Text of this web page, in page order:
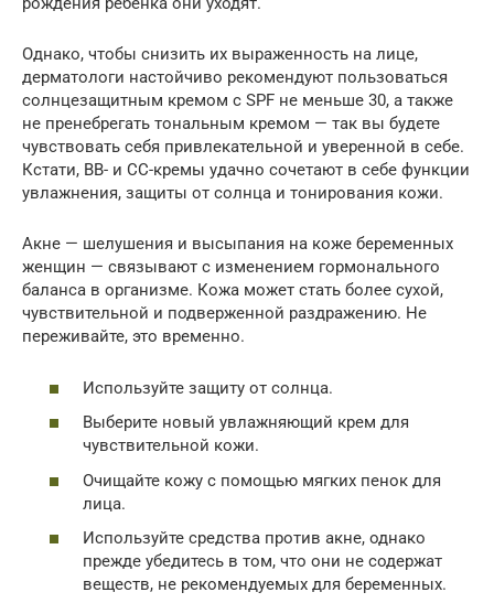
Однако, чтобы снизить их выраженность на лице,
дерматологи настойчиво рекомендуют пользоваться
солнцезащитным кремом с SPF не меньше 30, а также
не пренебрегать тональным кремом — так вы будете
чувствовать себя привлекательной и уверенной в себе.
Кстати, BB- и СС-кремы удачно сочетают в себе функции
увлажнения, защиты от солнца и тонирования кожи.
Акне — шелушения и высыпания на коже беременных
женщин — связывают с изменением гормонального
баланса в организме. Кожа может стать более сухой,
чувствительной и подверженной раздражению. Не
переживайте, это временно.
Используйте защиту от солнца.
Выберите новый увлажняющий крем для
чувствительной кожи.
Очищайте кожу с помощью мягких пенок для
лица.
Используйте средства против акне, однако
прежде убедитесь в том, что они не содержат
веществ, не рекомендуемых для беременных.